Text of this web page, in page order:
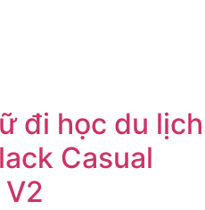
đi học du lịch
Casual